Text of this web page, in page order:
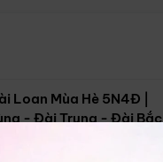
Loan Mùa Hè 5N4Đ |
- Đài Trung - Đài Bắc